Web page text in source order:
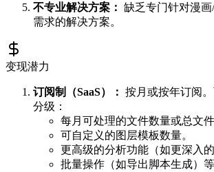
不专业解决方案： 缺乏专门针对漫画
需求的解决方案。
变现潜力
订阅制（SaaS）： 按月或按年订阅
分级：
每月可处理的文件数量或总文件
可自定义的图层模板数量。
更高级的分析功能（如更深入的
批量操作（如导出脚本生成）